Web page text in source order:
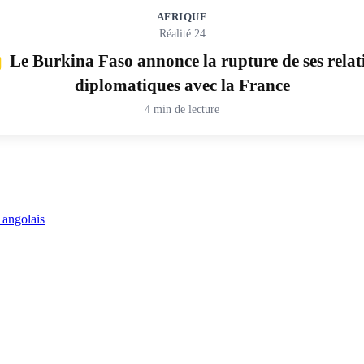
AFRIQUE
Réalité 24
Le Burkina Faso annonce la rupture de ses
diplomatiques avec la France
4 min de lecture